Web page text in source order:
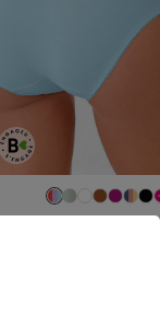
34/36 38/40 42/44